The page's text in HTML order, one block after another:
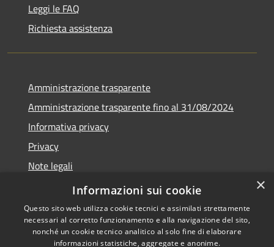
Leggi le FAQ
Richiesta assistenza
Amministrazione trasparente
Amministrazione trasparente fino al 31/08/2024
Informativa privacy
Privacy
Note legali
Dichiarazione di accessibilità
×
Informazioni sui cookie
Questo sito web utilizza cookie tecnici e assimilati strettamente
necessari al corretto funzionamento e alla navigazione del sito,
nonché un cookie tecnico analitico al solo fine di elaborare
informazioni statistiche, aggregate e anonime.